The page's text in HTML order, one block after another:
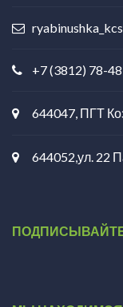
+7 (3812) 78-
644047, ПГТ
644052,ул. 22